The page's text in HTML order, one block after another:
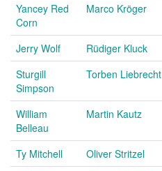
Yancey Red
Corn
Marco Kröger
Jerry Wolf Rüdiger Kluck
Sturgill
Simpson
Torben Liebrecht
William
Belleau
Martin Kautz
Ty Mitchell Oliver Stritzel